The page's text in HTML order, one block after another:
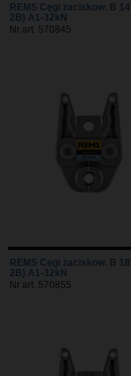
REMS Cęgi zaciskow. B
2B) A1-32kN
Nr art. 570845
REMS Cęgi zaciskow. B
2B) A1-32kN
Nr art. 570855